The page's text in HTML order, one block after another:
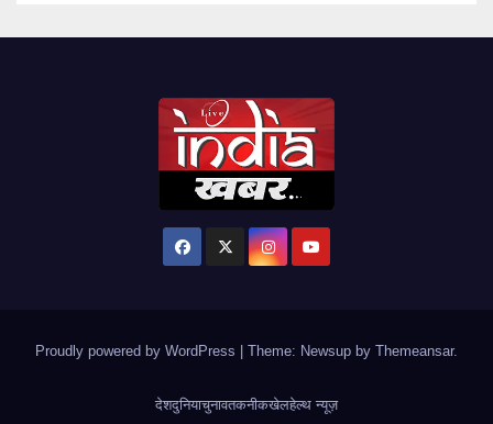
Proudly powered by WordPress Theme: Newsup by Themeansar.
देशदुनियाचुनावतकनीकखेलहेल्थ न्यूज़